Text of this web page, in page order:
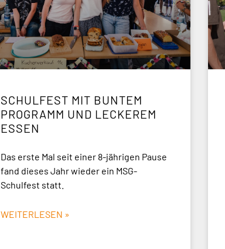
SCHULFEST MIT BUNTEM
PROGRAMM UND LECKEREM
ESSEN
Das erste Mal seit einer 8-jährigen Pause
fand dieses Jahr wieder ein MSG-
Schulfest statt.
WEITERLESEN »